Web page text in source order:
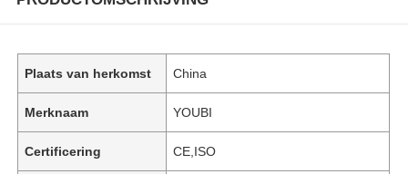
Plaats van herkomst China
Merknaam YOUBI
Certificering CE,ISO